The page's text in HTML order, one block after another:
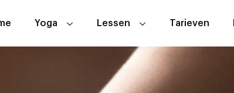
Yoga Lessen
Lesoverzicht
Proefles
Tarieven